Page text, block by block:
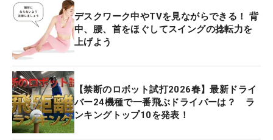
デスクワーク中やTVを見ながらできる！ 背
中、腰、首をほぐしてスイングの捻転力を
上げよう
【禁断のロボット試打2026春】最新ドライ
バー24機種で一番飛ぶドライバーは？ ラ
ンキングトップ10を発表！